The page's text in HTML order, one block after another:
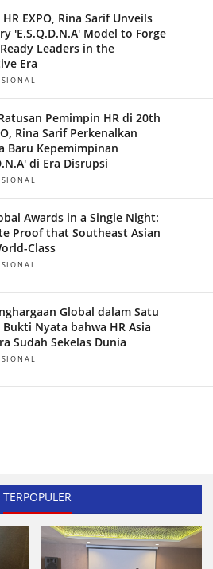
EXPO, Rina Sarif Unveils
'E.S.Q.D.N.A' Model to Forge
Leaders in the
Era
Pemimpin HR di 20th
Rina Sarif Perkenalkan
Baru Kepemimpinan
di Era Disrupsi
Awards in a Single Night:
Proof that Southeast Asian
Class
Global dalam Satu
Bukti Nyata bahwa HR Asia
Sudah Sekelas Dunia
TERPOPULER